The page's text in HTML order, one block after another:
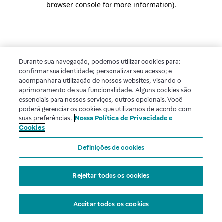
browser console for more information).
Durante sua navegação, podemos utilizar cookies para:
confirmar sua identidade; personalizar seu acesso; e
acompanhar a utilização de nossos websites, visando o
aprimoramento de sua funcionalidade. Alguns cookies são
essenciais para nossos serviços, outros opcionais. Você
poderá gerenciar os cookies que utilizamos de acordo com
suas preferências. Nossa Política de Privacidade e
Cookies
Definições de cookies
Rejeitar todos os cookies
Aceitar todos os cookies